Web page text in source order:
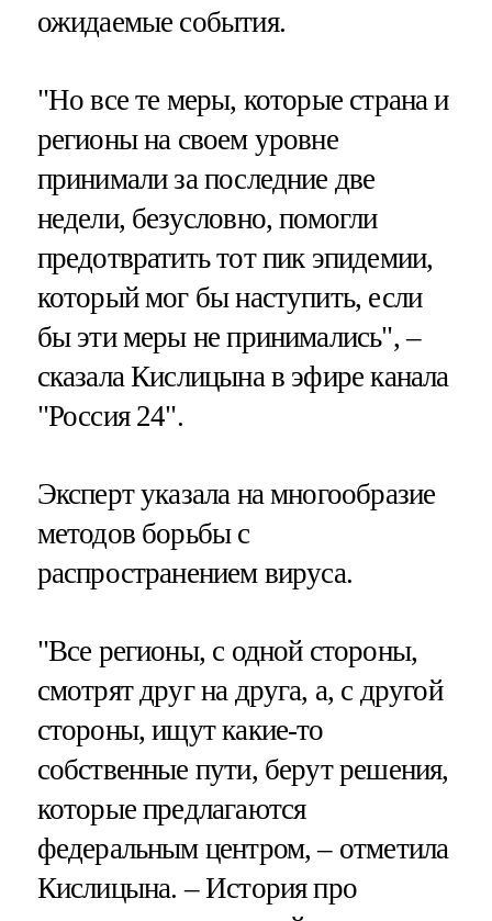
ожидаемые события.
"Но все те меры, которые страна и
регионы на своем уровне
принимали за последние две
недели, безусловно, помогли
предотвратить тот пик эпидемии,
который мог бы наступить, если
бы эти меры не принимались", –
сказала Кислицына в эфире канала
"Россия 24".
Эксперт указала на многообразие
методов борьбы с
распространением вируса.
"Все регионы, с одной стороны,
смотрят друг на друга, а, с другой
стороны, ищут какие-то
собственные пути, берут решения,
которые предлагаются
федеральным центром, – отметила
Кислицына. – История про